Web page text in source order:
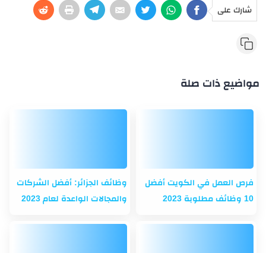
شارك على
مواضيع ذات صلة
فرص العمل في الكويت أفضل
10 وظائف مطلوبة 2023
وظائف الجزائر: أفضل الشركات
والمجالات الواعدة لعام 2023